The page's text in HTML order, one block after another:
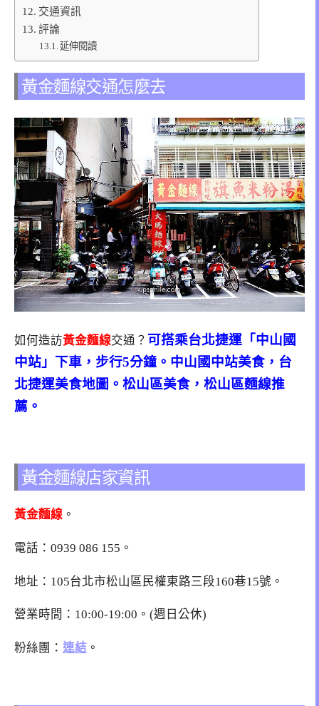
交通資訊
評論
延伸閱讀
黃金麵線交通怎麼去
如何造訪黃金麵線交通？ 可搭乘台北捷運「中山國
中站」下車，步行5分鐘。中山國中站美食，台
北捷運美食地圖。松山區美食，松山區麵線推
薦。
黃金麵線店家資訊
黃金麵線 。
電話：0939 086 155。
地址： 105台北市松山區民權東路三段160巷15號 。
營業時間：10:00-19:00。(週日公休)
粉絲團： 連結 。